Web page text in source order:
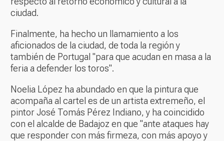
ciudad.
Finalmente, ha hecho un llamamiento a los
aficionados de la ciudad, de toda la región y
también de Portugal "para que acudan en masa a la
feria a defender los toros".
Noelia López ha abundado en que la pintura que
acompaña al cartel es de un artista extremeño, el
pintor José Tomás Pérez Indiano, y ha coincidido
con el alcalde de Badajoz en que "ante ataques hay
que responder con más firmeza, con más apoyo y